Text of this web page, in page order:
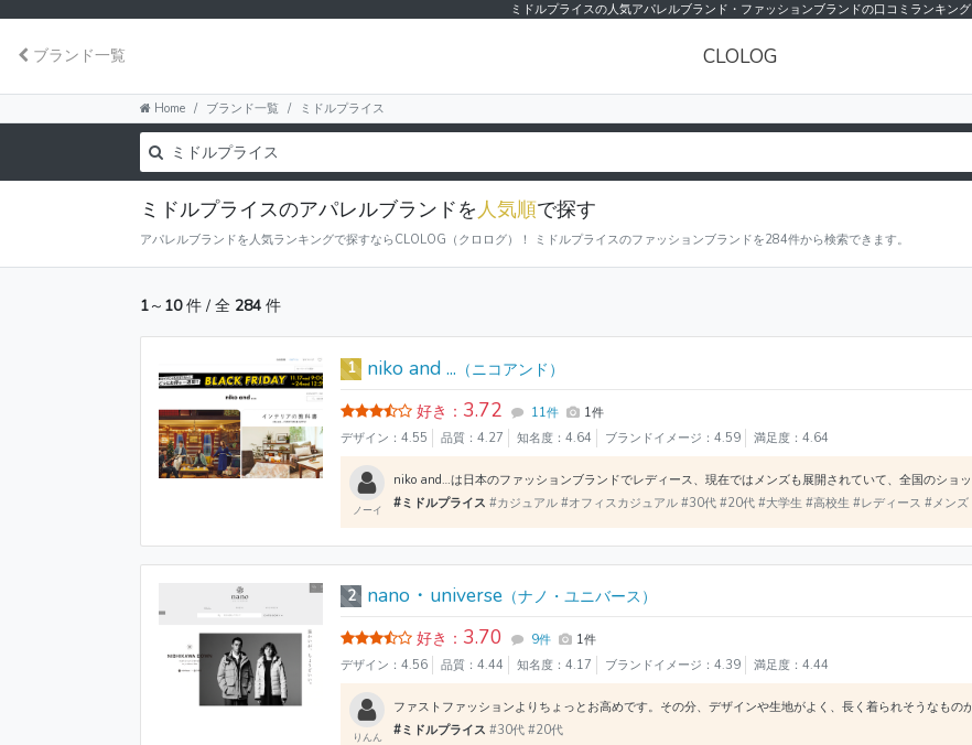
ミドルプライスの人気アパレルブランド・ファッションブランドの口コミランキング
ブランド一覧 CLOLOG
Home ブランド一覧 ミドルプライス
ミドルプライスのアパレルブランドを人気順で探す
アパレルブランドを人気ランキングで探すならCLOLOG（クロログ）！ ミドルプライスのファッションブランドを284件から検索できます。
1～ 10件 / 全 284 件
1 niko and ... （ニコアンド）
好き： 3.72 11件
1件
デザイン：4.55
品質：4.27 知名度：4.64 ブランドイメージ：4.59 満足度：4.64
ノーイ
#ミドルプライス #カジュアル #オフィスカジュアル #30代 #20代 #大学生 #高校生 #レディース #メンズ
2 nano・universe（ナノ・ユニバース）
好き： 3.70 9件
1件
デザイン：4.56
品質：4.44 知名度：4.17 ブランドイメージ：4.39 満足度：4.44
りんん
#ミドルプライス #30代 #20代